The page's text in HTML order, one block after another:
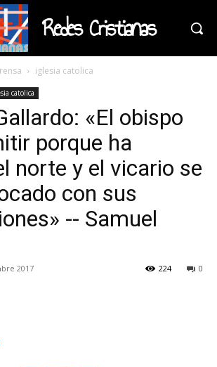
Redes Cristianas
iglesia catolica
catolica
«El obispo
porque ha
norte y el vicario se
con sus
-- Samuel
2017 0
224